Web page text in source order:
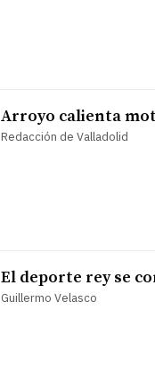
Arroyo calienta
Redacción de Valladolid
El deporte rey se
Guillermo Velasco